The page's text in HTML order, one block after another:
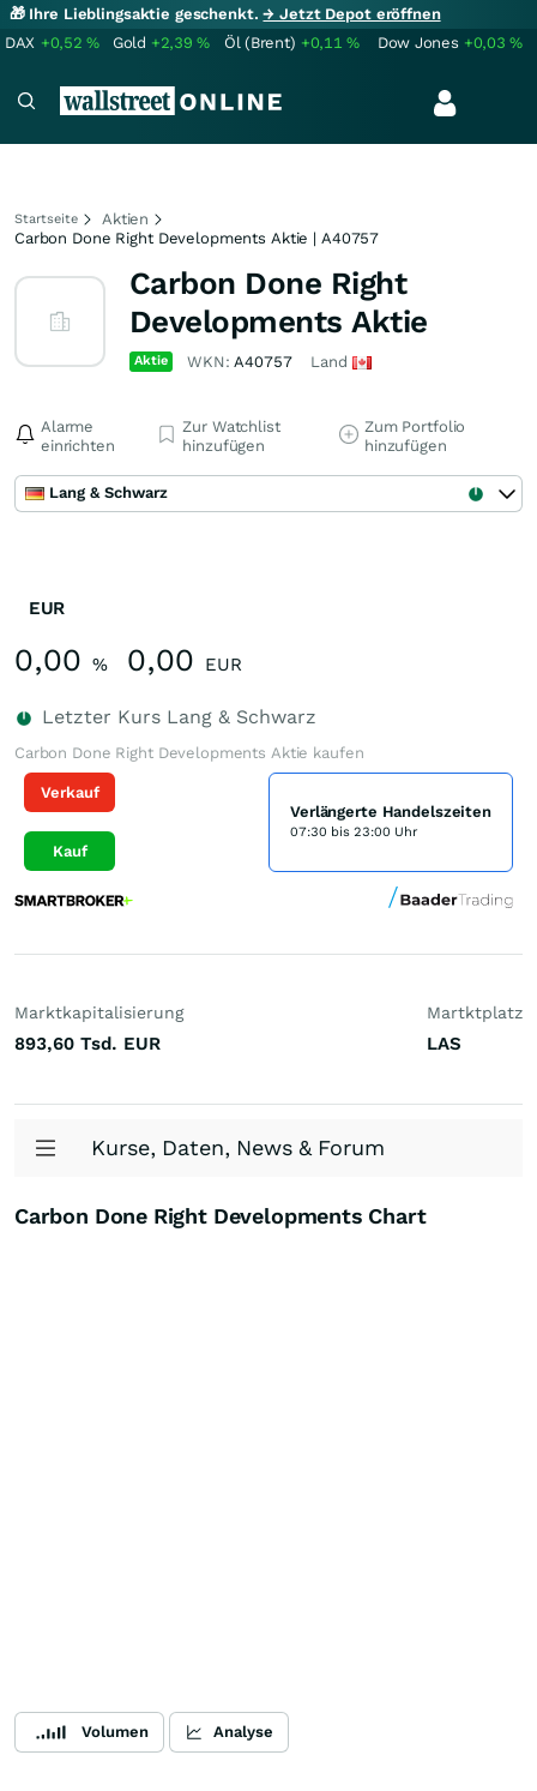
🎁 Ihre Lieblingsaktie geschenkt.→ Jetzt Depot eröffnen
DAX +0,52% Gold +2,39% Öl (Brent) +0,11% Dow Jones +0,03%
Startseite
Aktien
Carbon Done Right Developments Aktie | A40757
Carbon Done Right
Developments Aktie
Aktie WKN:A40757 Land
Alarme
einrichten
Zur Watchlist
hinzufügen
Zum Portfolio
hinzufügen
Lang & Schwarz
EUR
0,00 % 0,00 EUR
Letzter Kurs Lang & Schwarz
Carbon Done Right Developments Aktie kaufen
Verkauf
Kauf
Verlängerte Handelszeiten
07:30 bis 23:00 Uhr
Marktkapitalisierung
893,60 Tsd. EUR
Martktplatz
LAS
Kurse, Daten, News & Forum
Carbon Done Right Developments Chart
Volumen Analyse